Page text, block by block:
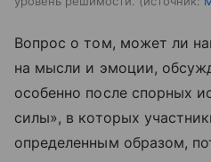
Вопрос о том, может ли
на мысли и эмоции,
особенно после спорных
силы», в которых
определенным образом,